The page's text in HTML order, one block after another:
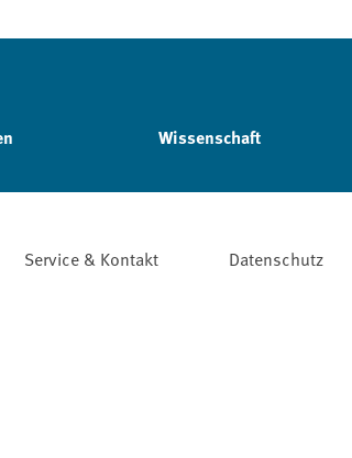
Wissenschaft
Service & Kontakt Datenschutz